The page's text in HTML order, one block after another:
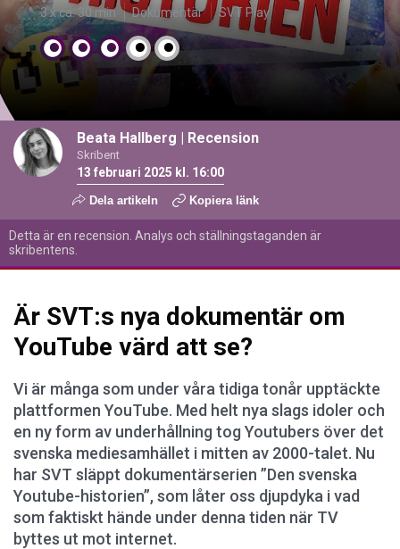
3 x ca. 30 min Dokumentär SVT Play
Beata Hallberg | Recension
Skribent
13 februari 2025 kl. 16:00
Dela artikeln Kopiera länk
Detta är en recension. Analys och ställningstaganden är
skribentens.
Är SVT:s nya dokumentär om
YouTube värd att se?
Vi är många som under våra tidiga tonår upptäckte
plattformen YouTube. Med helt nya slags idoler och
en ny form av underhållning tog Youtubers över det
svenska mediesamhället i mitten av 2000-talet. Nu
har SVT släppt dokumentärserien ”Den svenska
Youtube-historien”, som låter oss djupdyka i vad
som faktiskt hände under denna tiden när TV
byttes ut mot internet.